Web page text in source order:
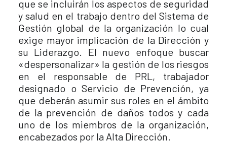
que se incluirán los aspectos de seguridad
y salud en el trabajo dentro del Sistema de
Gestión global de la organización lo cual
exige mayor implicación de la Dirección y
su Liderazgo. El nuevo enfoque buscar
«despersonalizar» la gestión de los riesgos
en el responsable de PRL, trabajador
designado o Servicio de Prevención, ya
que deberán asumir sus roles en el ámbito
de la prevención de daños todos y cada
uno de los miembros de la organización,
encabezados por la Alta Dirección.